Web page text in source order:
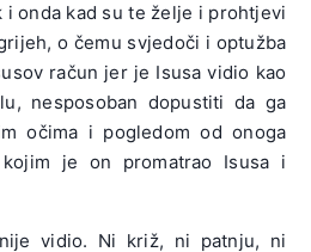
onda kad su te želje i prohtjevi
o čemu svjedoči i optužba
račun jer je Isusa vidio kao
nesposoban dopustiti da ga
očima i pogledom od onoga
kojim je on promatrao Isusa i
vidio. Ni križ, ni patnju, ni